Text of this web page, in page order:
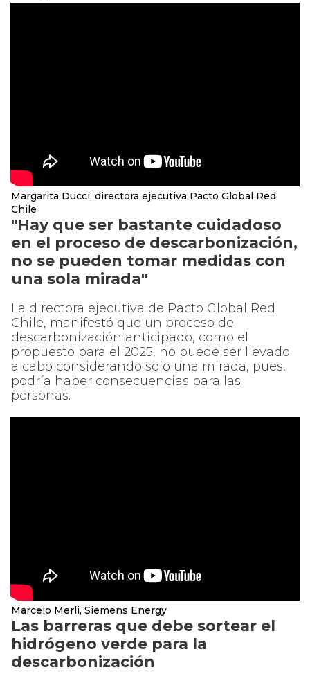
Margarita Ducci, directora ejecutiva Pacto Global Red
Chile
"Hay que ser bastante cuidadoso
en el proceso de descarbonización,
no se pueden tomar medidas con
una sola mirada"
La directora ejecutiva de Pacto Global Red
Chile, manifestó que un proceso de
descarbonización anticipado, como el
propuesto para el 2025, no puede ser llevado
a cabo considerando solo una mirada, pues,
podría haber consecuencias para las
personas.
Marcelo Merli, Siemens Energy
Las barreras que debe sortear el
hidrógeno verde para la
descarbonización